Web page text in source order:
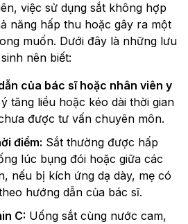
việc sử dụng sắt không hợp
năng hấp thu hoặc gây ra một
muốn. Dưới đây là những lưu
nên biết:
của bác sĩ hoặc nhân viên y
tăng liều hoặc kéo dài thời gian
được tư vấn chuyên môn.
điểm: Sắt thường được hấp
lúc bụng đói hoặc giữa các
nếu bị kích ứng dạ dày, mẹ có
hướng dẫn của bác sĩ.
C: Uống sắt cùng nước cam,